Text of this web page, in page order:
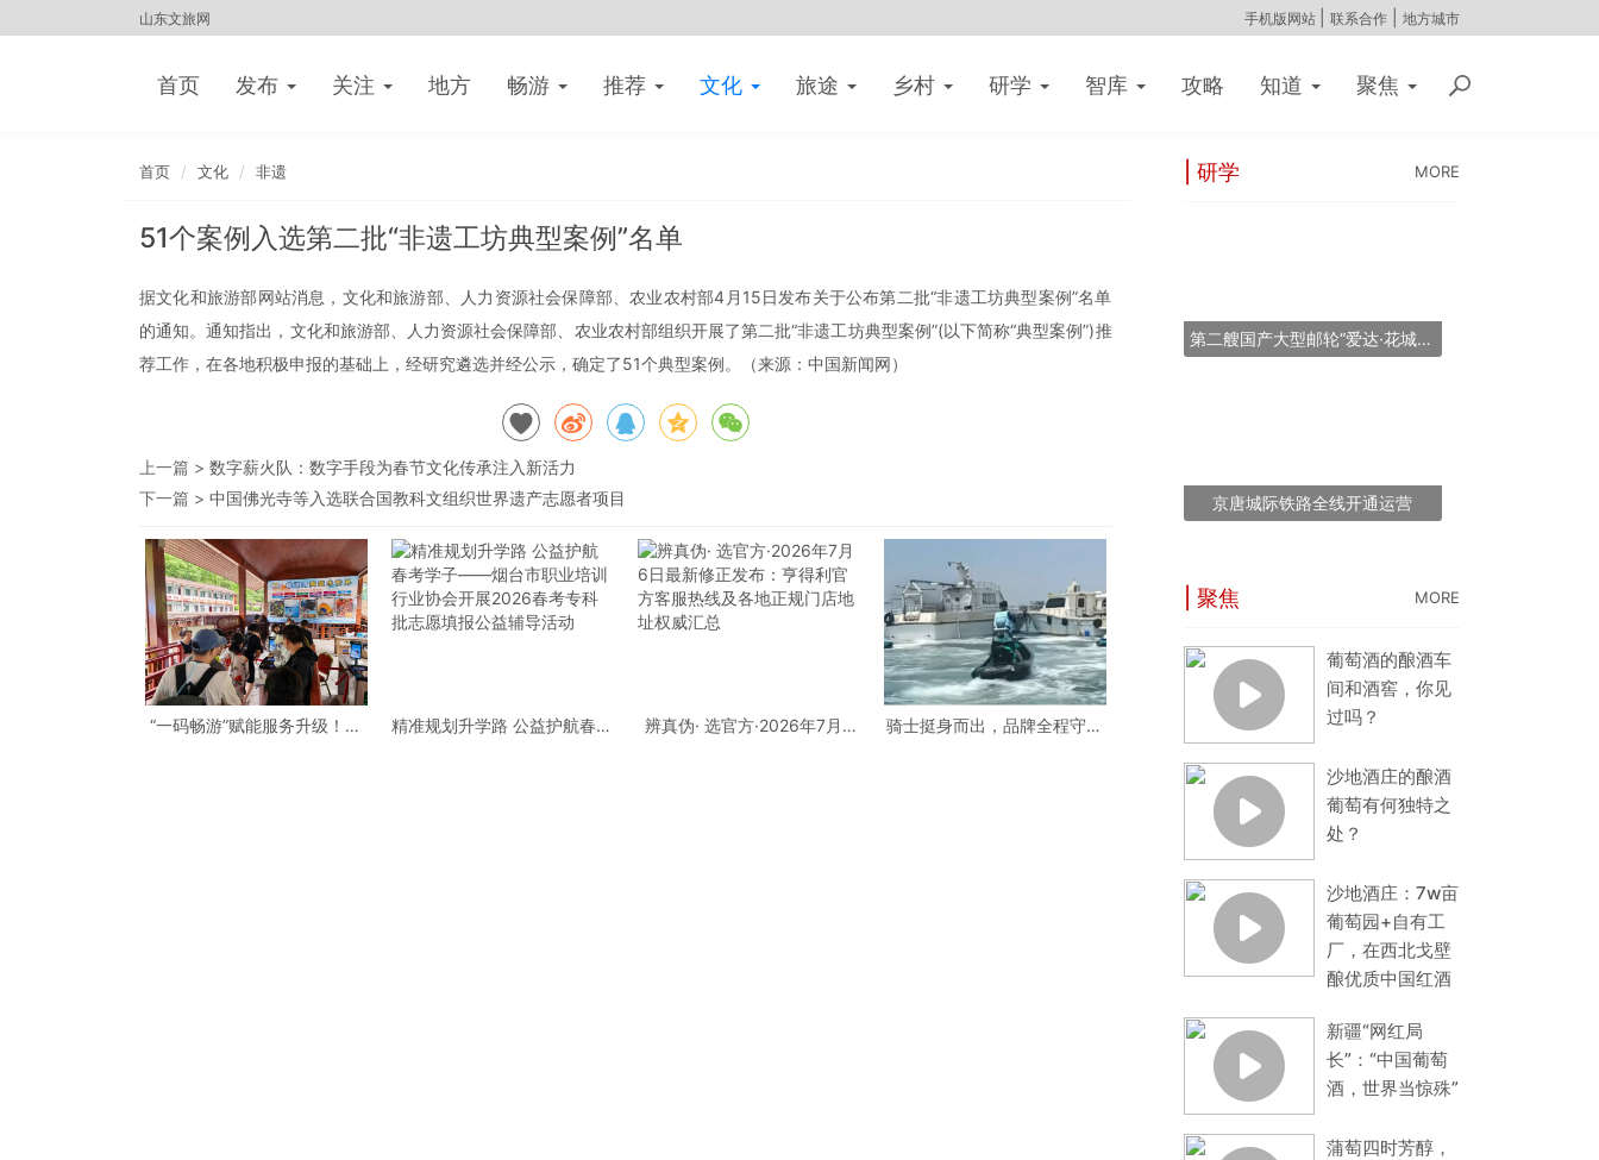
山东文旅网 手机版网站 联系合作 地方城市
首页 发布 关注 地方 畅游 推荐 文化 旅途 乡村 研学 智库 攻略 知道 聚焦
首页 文化 非遗
51个案例入选第二批“非遗工坊典型案例”名单
据文化和旅游部网站消息，文化和旅游部、人力资源社会保障部、农业农村部4月15日发布关于公布第二批“非遗工坊典型案例”名单
的通知。通知指出，文化和旅游部、人力资源社会保障部、农业农村部组织开展了第二批“非遗工坊典型案例”(以下简称“典型案例”)推
荐工作，在各地积极申报的基础上，经研究遴选并经公示，确定了51个典型案例。（来源：中国新闻网）
上一篇 > 数字薪火队：数字手段为春节文化传承注入新活力
下一篇 > 中国佛光寺等入选联合国教科文组织世界遗产志愿者项目
“一码畅游”赋能服务升级！贵
精准规划升学路 公益护航春考
辨真伪· 选官方·2026年7月6
骑士挺身而出，品牌全程守护
| 研学 MORE
第二艘国产大型邮轮“爱达·花城号”将于2026年11月6日提前交付
京唐城际铁路全线开通运营
| 聚焦 MORE
葡萄酒的酿酒车
间和酒窖，你见
过吗？
沙地酒庄的酿酒
葡萄有何独特之
处？
沙地酒庄：7w亩
葡萄园+自有工
厂，在西北戈壁
酿优质中国红酒
新疆“网红局
长”：“中国葡萄
酒，世界当惊殊”
蒲萄四时芳醇，